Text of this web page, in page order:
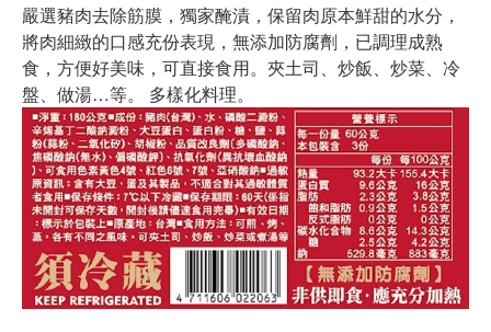
嚴選豬肉去除筋膜，獨家醃漬，保留肉原本鮮甜的水分，
將肉細緻的口感充份表現，無添加防腐劑，已調理成熟
食，方便好美味，可直接食用。夾土司、炒飯、炒菜、冷
盤、做湯…等。 多樣化料理。